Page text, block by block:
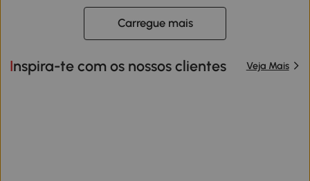
Carregue mais
Inspira-te com os nossos clientes Veja Mais